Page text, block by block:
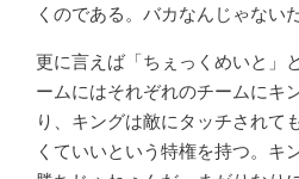
くのである。バカなんじゃない
更に言えば「ちぇっくめいと」
ームにはそれぞれのチームにキ
り、キングは敵にタッチされて
くていいという特権を持つ。キ